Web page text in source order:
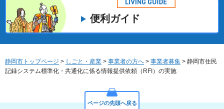
便利ガイド
静岡市トップページ > しごと・産業 > 事業者の方へ > 事業者募集 > 静岡市住民
記録システム標準化・共通化に係る情報提供依頼（RFI）の実施
ページの先頭へ戻る